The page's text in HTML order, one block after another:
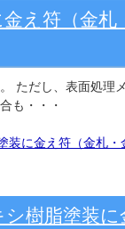
え符（金札
ただし、表面処理
も・・・
塗装に金え符（金札
樹脂塗装に